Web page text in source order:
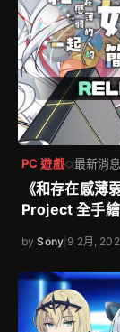
PC 遊戲◇最新消息
《和存在感薄
Project 全手
bySony 9 2月,